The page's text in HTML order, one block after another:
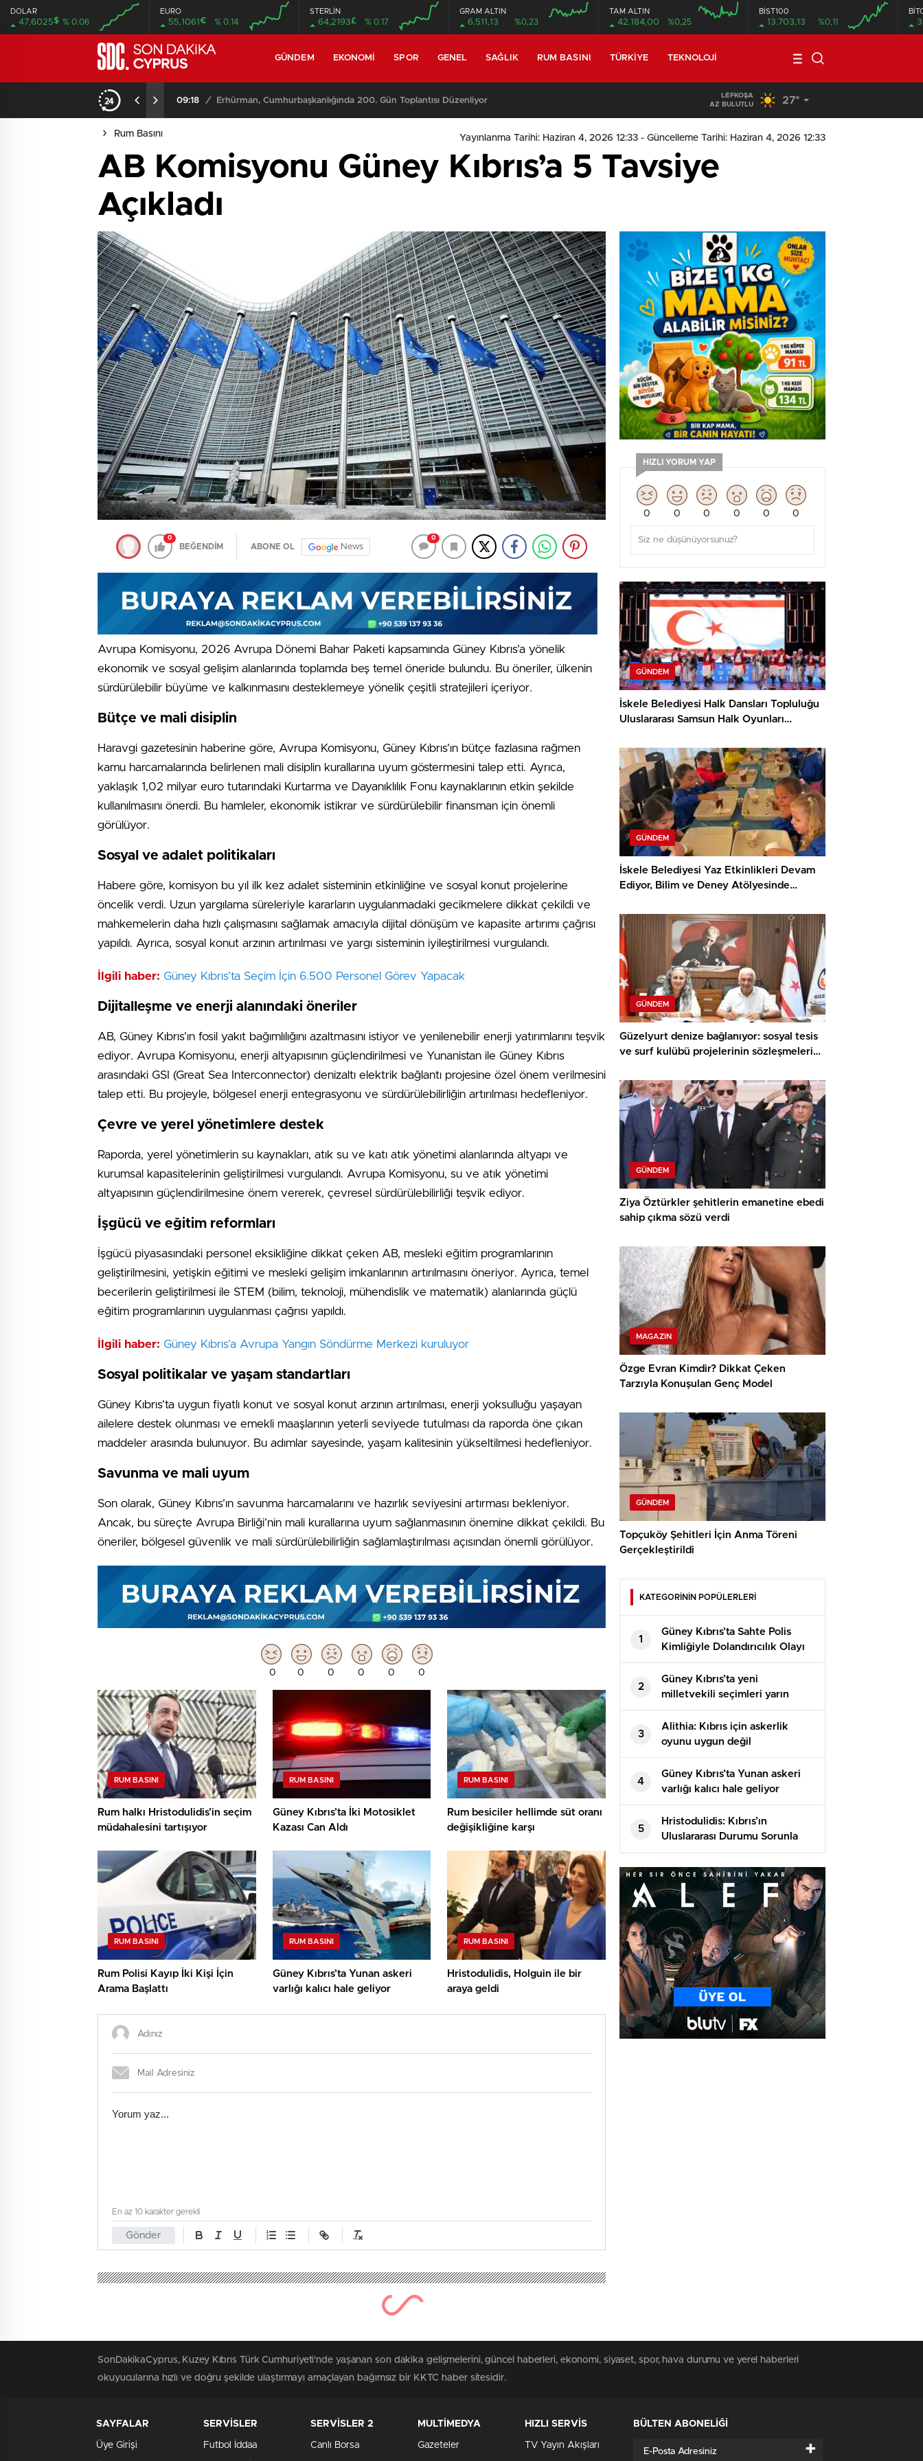
DOLAR
47,6025$ % 0.06
EURO
55,1061€ % 0.14
STERLİN
64,2193£ % 0.17
GRAM ALTIN
6.511,13 %0,23
TAM ALTIN
42.184,00 %0,25
BİST100
13.703,13 %0,11
GÜNDEM EKONOMI SPOR GENEL SAĞLIK RUM BASINI TÜRKIYE TEKNOLOJI
09:11 / Meclis, yasama gündemiyle yeniden toplanıyor 19:29 Seyir Halindeki Araç Alev Aldı,
LEFKOŞA
AZ BULUTLU
27°
Rum Basını Yayınlanma Tarihi: Haziran 4, 2026 12:33 - Güncelleme Tarihi: Haziran 4, 2026 12:33
AB Komisyonu Güney Kıbrıs’a 5 Tavsiye
Açıkladı
0
BEĞENDİM ABONE OL News
0
Avrupa Komisyonu, 2026 Avrupa Dönemi Bahar Paketi kapsamında Güney Kıbrıs’a yönelik
ekonomik ve sosyal gelişim alanlarında toplamda beş temel öneride bulundu. Bu öneriler, ülkenin
sürdürülebilir büyüme ve kalkınmasını desteklemeye yönelik çeşitli stratejileri içeriyor.
Bütçe ve mali disiplin
Haravgi gazetesinin haberine göre, Avrupa Komisyonu, Güney Kıbrıs’ın bütçe fazlasına rağmen
kamu harcamalarında belirlenen mali disiplin kurallarına uyum göstermesini talep etti. Ayrıca,
yaklaşık 1,02 milyar euro tutarındaki Kurtarma ve Dayanıklılık Fonu kaynaklarının etkin şekilde
kullanılmasını önerdi. Bu hamleler, ekonomik istikrar ve sürdürülebilir finansman için önemli
görülüyor.
Sosyal ve adalet politikaları
Habere göre, komisyon bu yıl ilk kez adalet sisteminin etkinliğine ve sosyal konut projelerine
öncelik verdi. Uzun yargılama süreleriyle kararların uygulanmadaki gecikmelere dikkat çekildi ve
mahkemelerin daha hızlı çalışmasını sağlamak amacıyla dijital dönüşüm ve kapasite artırımı çağrısı
yapıldı. Ayrıca, sosyal konut arzının artırılması ve yargı sisteminin iyileştirilmesi vurgulandı.
İlgili haber: Güney Kıbrıs’ta Seçim İçin 6.500 Personel Görev Yapacak
Dijitalleşme ve enerji alanındaki öneriler
AB, Güney Kıbrıs’ın fosil yakıt bağımlılığını azaltmasını istiyor ve yenilenebilir enerji yatırımlarını teşvik
ediyor. Avrupa Komisyonu, enerji altyapısının güçlendirilmesi ve Yunanistan ile Güney Kıbrıs
arasındaki GSI (Great Sea Interconnector) denizaltı elektrik bağlantı projesine özel önem verilmesini
talep etti. Bu projeyle, bölgesel enerji entegrasyonu ve sürdürülebilirliğin artırılması hedefleniyor.
Çevre ve yerel yönetimlere destek
Raporda, yerel yönetimlerin su kaynakları, atık su ve katı atık yönetimi alanlarında altyapı ve
kurumsal kapasitelerinin geliştirilmesi vurgulandı. Avrupa Komisyonu, su ve atık yönetimi
altyapısının güçlendirilmesine önem vererek, çevresel sürdürülebilirliği teşvik ediyor.
İşgücü ve eğitim reformları
İşgücü piyasasındaki personel eksikliğine dikkat çeken AB, mesleki eğitim programlarının
geliştirilmesini, yetişkin eğitimi ve mesleki gelişim imkanlarının artırılmasını öneriyor. Ayrıca, temel
becerilerin geliştirilmesi ile STEM (bilim, teknoloji, mühendislik ve matematik) alanlarında güçlü
eğitim programlarının uygulanması çağrısı yapıldı.
İlgili haber: Güney Kıbrıs’a Avrupa Yangın Söndürme Merkezi kuruluyor
Sosyal politikalar ve yaşam standartları
Güney Kıbrıs’ta uygun fiyatlı konut ve sosyal konut arzının artırılması, enerji yoksulluğu yaşayan
ailelere destek olunması ve emekli maaşlarının yeterli seviyede tutulması da raporda öne çıkan
maddeler arasında bulunuyor. Bu adımlar sayesinde, yaşam kalitesinin yükseltilmesi hedefleniyor.
Savunma ve mali uyum
Son olarak, Güney Kıbrıs’ın savunma harcamalarını ve hazırlık seviyesini artırması bekleniyor.
Ancak, bu süreçte Avrupa Birliği’nin mali kurallarına uyum sağlanmasının önemine dikkat çekildi. Bu
öneriler, bölgesel güvenlik ve mali sürdürülebilirliğin sağlamlaştırılması açısından önemli görülüyor.
0 0 0 0 0 0
RUM BASINI
Rum halkı Hristodulidis’in seçim
müdahalesini tartışıyor
RUM BASINI
Güney Kıbrıs’ta İki Motosiklet
Kazası Can Aldı
RUM BASINI
Rum besiciler hellimde süt oranı
değişikliğine karşı
RUM BASINI
Rum Polisi Kayıp İki Kişi İçin
Arama Başlattı
RUM BASINI
Güney Kıbrıs’ta Yunan askeri
varlığı kalıcı hale geliyor
RUM BASINI
Hristodulidis, Holguin ile bir
araya geldi
Gönder
En az 10 karakter gerekli
HIZLI YORUM YAP
0 0 0 0 0 0
GÜNDEM
İskele Belediyesi Halk Dansları Topluluğu
Uluslararası Samsun Halk Oyunları
Ediyor
GÜNDEM
İskele Belediyesi Yaz Etkinlikleri Devam
Ediyor, Bilim ve Deney Atölyesinde
GÜNDEM
Güzelyurt denize bağlanıyor: sosyal tesis
ve surf kulübü projelerinin sözleşmeleri
GÜNDEM
Ziya Öztürkler şehitlerin emanetine ebedi
sahip çıkma sözü verdi
MAGAZIN
Özge Evran Kimdir? Dikkat Çeken
Tarzıyla Konuşulan Genç Model
GÜNDEM
Topçuköy Şehitleri İçin Anma Töreni
Gerçekleştirildi
KATEGORİNİN POPÜLERLERİ
1
Güney Kıbrıs’ta Sahte Polis
Kimliğiyle Dolandırıcılık Olayı
2
Güney Kıbrıs’ta yeni
milletvekili seçimleri yarın
yapılacak
3
Alithia: Kıbrıs için askerlik
oyunu uygun değil
4
Güney Kıbrıs’ta Yunan askeri
varlığı kalıcı hale geliyor
5
Hristodulidis: Kıbrıs’ın
Uluslararası Durumu Sorunla
Yakından İlişkili
Güney Kıbrıs’a Avrupa Yangın Söndürme
Merkezi kuruluyor
HIZLI YORUM YAP